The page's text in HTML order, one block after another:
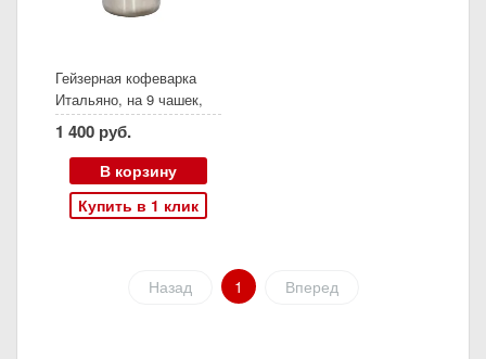
Гейзерная кофеварка
Итальяно, на 9 чашек,
красный
1 400 руб.
В корзину
Купить в 1 клик
Назад 1 Вперед